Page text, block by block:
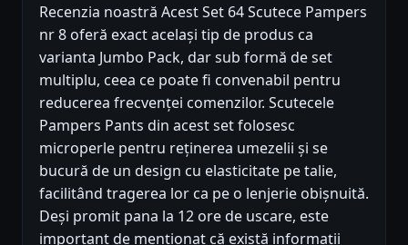
Recenzia noastră Acest Set 64 Scutece Pampers
nr 8 oferă exact același tip de produs ca
varianta Jumbo Pack, dar sub formă de set
multiplu, ceea ce poate fi convenabil pentru
reducerea frecvenței comenzilor. Scutecele
Pampers Pants din acest set folosesc
microperle pentru reținerea umezelii și se
bucură de un design cu elasticitate pe talie,
facilitând tragerea lor ca pe o lenjerie obișnuită.
Deși promit pana la 12 ore de uscare, este
important de menționat că există informații